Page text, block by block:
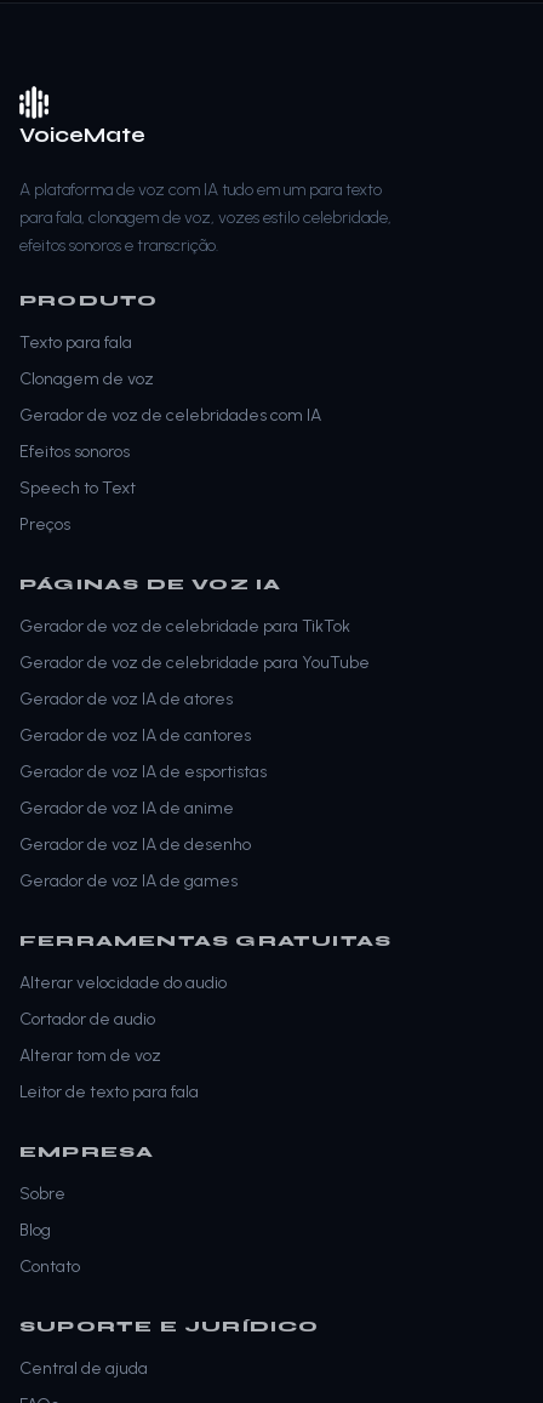
VoiceMate
A plataforma de voz com IA tudo em um para texto
para fala, clonagem de voz, vozes estilo celebridade,
efeitos sonoros e transcrição.
PRODUTO
Texto para fala
Clonagem de voz
Gerador de voz de celebridades com IA
Efeitos sonoros
Speech to Text
Preços
PÁGINAS DE VOZ IA
Gerador de voz de celebridade para TikTok
Gerador de voz de celebridade para YouTube
Gerador de voz IA de atores
Gerador de voz IA de cantores
Gerador de voz IA de esportistas
Gerador de voz IA de anime
Gerador de voz IA de desenho
Gerador de voz IA de games
FERRAMENTAS GRATUITAS
Alterar velocidade do audio
Cortador de audio
Alterar tom de voz
Leitor de texto para fala
EMPRESA
Sobre
Blog
Contato
SUPORTE E JURÍDICO
Central de ajuda